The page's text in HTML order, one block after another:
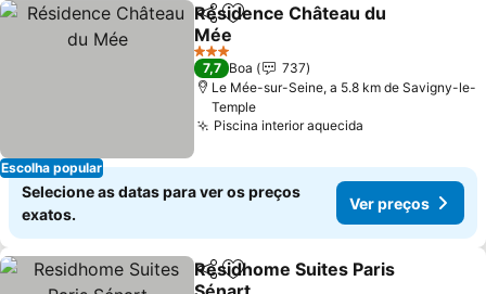
Escolha popular
PartilharAdicionar aos favoritos
Résidence Château du
Mée
Ver preços
3 Estrelas
7,7 Boa
737
Le Mée-sur-Seine, a 5.8 km de Savigny-le-
Temple
Piscina interior aquecida
Selecione as datas para ver os preços
exatos.
Ver preços
PartilharAdicionar aos favoritos
Residhome Suites Paris